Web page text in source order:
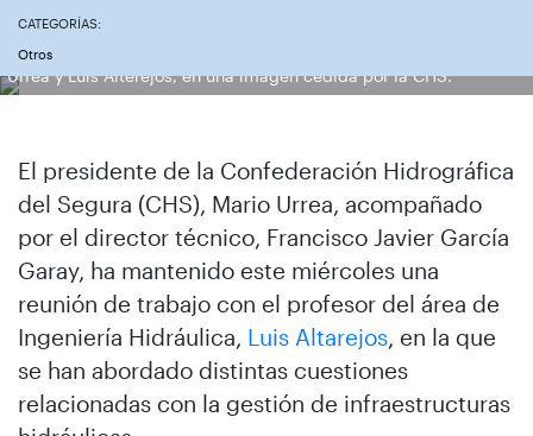
CATEGORÍAS:
Otros
De izquierda a derecha, Francisco Javier García Garay, Mario
Urrea y Luis Alterejos, en una imagen cedida por la CHS.
El presidente de la Confederación Hidrográfica
del Segura (CHS), Mario Urrea, acompañado
por el director técnico, Francisco Javier García
Garay, ha mantenido este miércoles una
reunión de trabajo con el profesor del área de
Ingeniería Hidráulica, Luis Altarejos, en la que
se han abordado distintas cuestiones
relacionadas con la gestión de infraestructuras